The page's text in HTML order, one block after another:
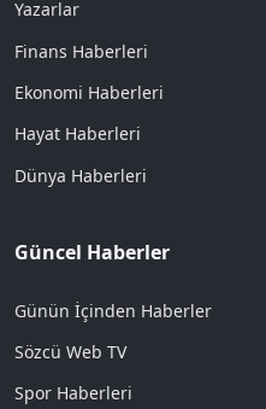
Yazarlar
Finans Haberleri
Ekonomi Haberleri
Hayat Haberleri
Dünya Haberleri
Güncel Haberler
Günün İçinden Haberler
Sözcü Web TV
Spor Haberleri